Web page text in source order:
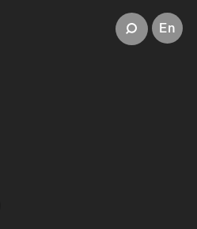
En